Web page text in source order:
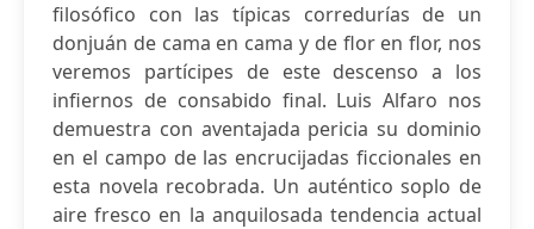
filosófico con las típicas corredurías de un
donjuán de cama en cama y de flor en flor, nos
veremos partícipes de este descenso a los
infiernos de consabido final. Luis Alfaro nos
demuestra con aventajada pericia su dominio
en el campo de las encrucijadas ficcionales en
esta novela recobrada. Un auténtico soplo de
aire fresco en la anquilosada tendencia actual